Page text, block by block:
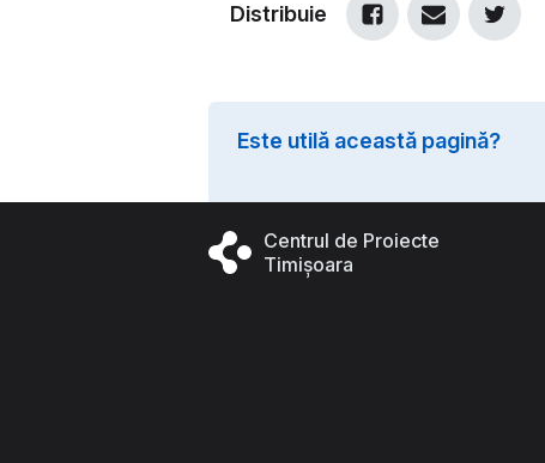
Distribuie
Este utilă această pagină?
Centrul de Proiecte
Timișoara